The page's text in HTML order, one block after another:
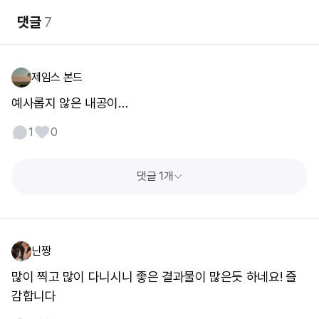
댓글7
제임스 본드
예사롭지 않은 내공이…
1 0
댓글 1개
닌짱
많이 찍고 많이 다니시니 좋은 결과물이 많은듯 하네요! 즐
감합니다